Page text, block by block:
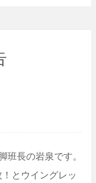
長の岩泉です。
とウイングレッ